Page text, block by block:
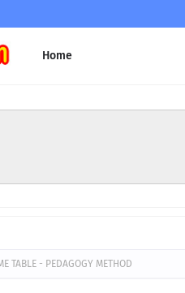
Home
TABLE - PEDAGOGY METHOD